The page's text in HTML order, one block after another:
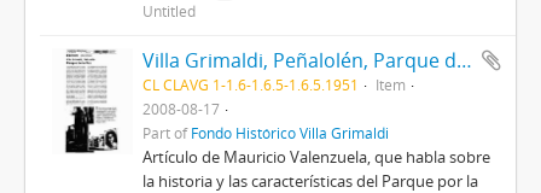
Untitled
Villa Grimaldi, Peñalolén, Parque de la Paz.
CL CLAVG 1-1.6-1.6.5-1.6.5.1951
Item
2008-08-17
Part ofFondo Histórico Villa Grimaldi
Artículo de Mauricio Valenzuela, que habla sobre
la historia y las características del Parque por la